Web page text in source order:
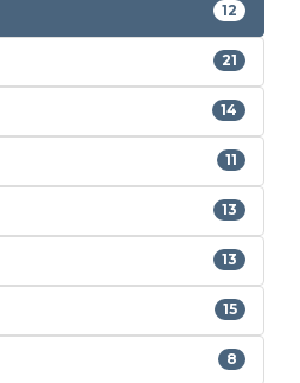
12
21
14
11
13
13
15
8